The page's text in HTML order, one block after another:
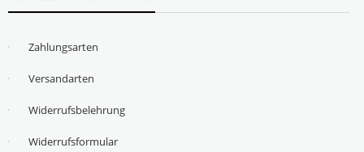
Zahlungsarten
Versandarten
Widerrufsbelehrung
Widerrufsformular